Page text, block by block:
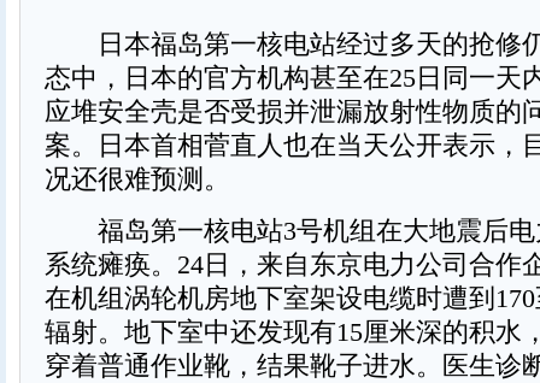
日本福岛第一核电站经过多天的抢修
态中，日本的官方机构甚至在25日同一天
应堆安全壳是否受损并泄漏放射性物质的
案。日本首相菅直人也在当天公开表示，
况还很难预测。
福岛第一核电站3号机组在大地震后电
系统瘫痪。24日，来自东京电力公司合作
在机组涡轮机房地下室架设电缆时遭到
辐射。地下室中还发现有15厘米深的积水
穿着普通作业靴，结果靴子进水。医生诊